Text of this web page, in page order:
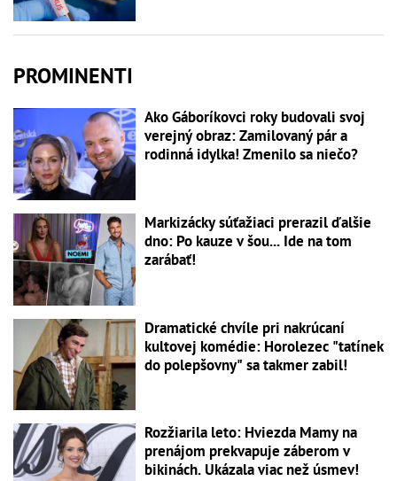
PROMINENTI
Ako Gáboríkovci roky budovali svoj
verejný obraz: Zamilovaný pár a
rodinná idylka! Zmenilo sa niečo?
Markizácky súťažiaci prerazil ďalšie
dno: Po kauze v šou... Ide na tom
zarábať!
Dramatické chvíle pri nakrúcaní
kultovej komédie: Horolezec "tatínek
do polepšovny" sa takmer zabil!
Rozžiarila leto: Hviezda Mamy na
prenájom prekvapuje záberom v
bikinách. Ukázala viac než úsmev!